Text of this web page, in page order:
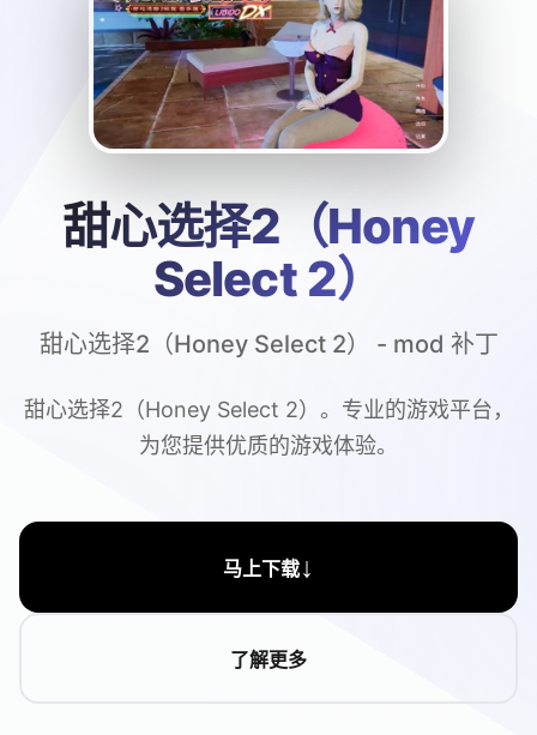
甜心选择2（Honey
Select 2）
甜心选择2（Honey Select 2） - mod 补丁
甜心选择2（Honey Select 2）。专业的游戏平台，
为您提供优质的游戏体验。
马上下载↓
了解更多